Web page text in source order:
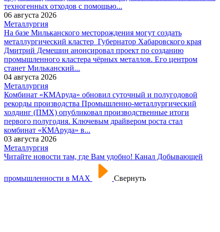
техногенных отходов с помощью...
06 августа 2026
Металлургия
На базе Мильканского месторождения могут создать
металлургический кластер Губернатор Хабаровского края
Дмитрий Демешин анонсировал проект по созданию
промышленного кластера чёрных металлов. Его центром
станет Мильканский...
04 августа 2026
Металлургия
Комбинат «КМАруда» обновил суточный и полугодовой
рекорды производства Промышленно-металлургический
холдинг (ПМХ) опубликовал производственные итоги
первого полугодия. Ключевым драйвером роста стал
комбинат «КМАруда» в...
03 августа 2026
Металлургия
Читайте новости там, где Вам удобно! Канал Добывающей
промышленности в МАХ Свернуть